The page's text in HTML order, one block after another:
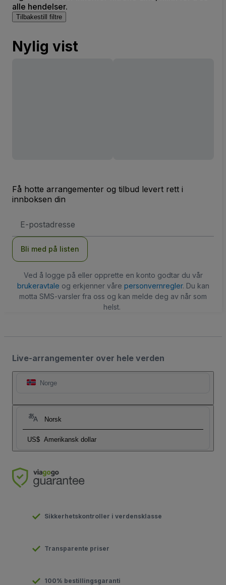
alle hendelser.
Tilbakestill filtre
Nylig vist
Få hotte arrangementer og tilbud levert rett i
innboksen din
postadresse
Bli med på listen
Ved å logge på eller opprette en konto godtar du vår
brukeravtale og erkjenner våre personvernregler. Du kan
motta SMS-varsler fra oss og kan melde deg av når som
helst.
Live-arrangementer over hele verden
Norge
Norsk
US$ Amerikansk dollar
Sikkerhetskontroller i verdensklasse
Transparente priser
100% bestillingsgaranti